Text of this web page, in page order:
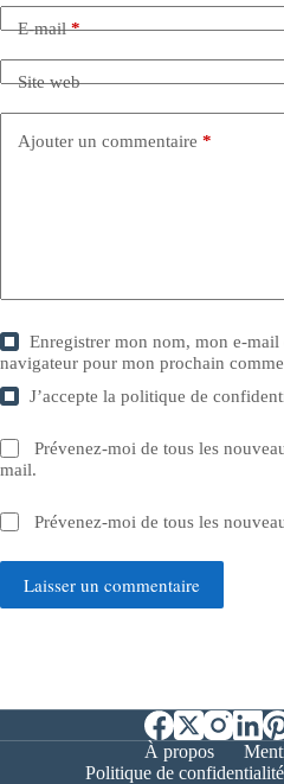
E-mail*
Site web
Ajouter un commentaire *
Enregistrer mon nom, mon e-mail
navigateur pour mon prochain
J’accepte lapolitique de
Prévenez-moi de tous les
mail.
Prévenez-moi de tous les
Laisser un commentaire
À propos
Politique de confidentialité